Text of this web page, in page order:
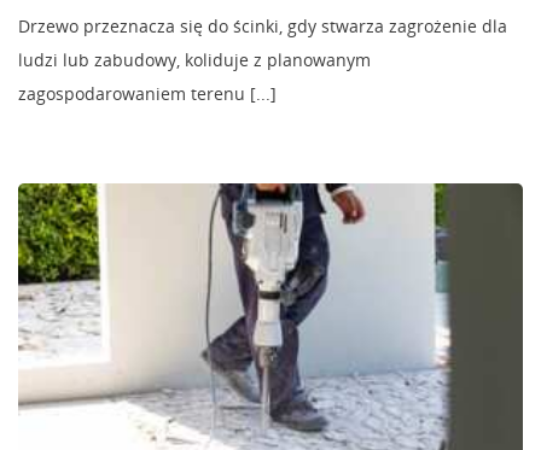
Drzewo przeznacza się do ścinki, gdy stwarza zagrożenie dla
ludzi lub zabudowy, koliduje z planowanym
zagospodarowaniem terenu [...]